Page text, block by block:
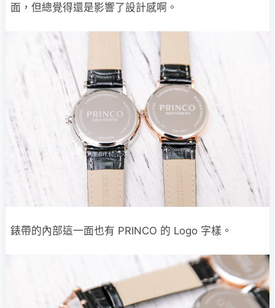
面，但總覺得還是影響了設計感啊。
錶帶的內部這一面也有 PRINCO 的 Logo 字樣。